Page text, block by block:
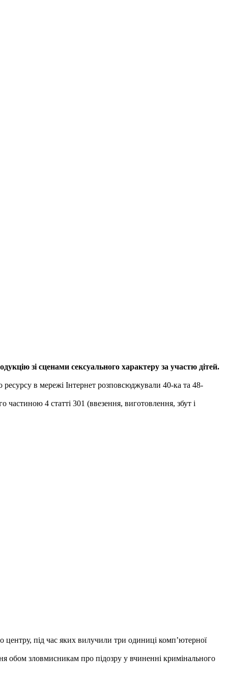
зі сценами сексуального характеру за участю дітей.
в мережі Інтернет розповсюджували 40-ка та 48-
4 статті 301 (ввезення, виготовлення, збут і
центру, під час яких вилучили три одиниці комп’ютерної
обом зловмисникам про підозру у вчиненні кримінального